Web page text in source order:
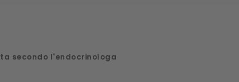
secondo l'endocrinologa